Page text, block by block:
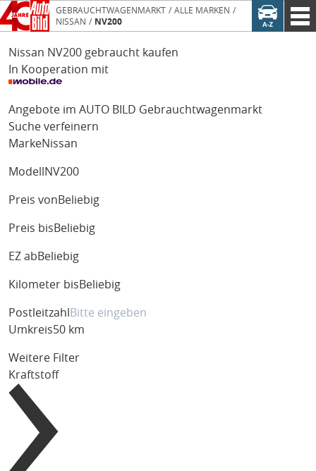
GEBRAUCHTWAGENMARKT
ALLE MARKEN
NISSAN
NV200
Nissan NV200 gebraucht kaufen
In Kooperation mit
Angebote im AUTO BILD Gebrauchtwagenmarkt
Suche verfeinern
MarkeNissan
Modell NV200
Preis von Beliebig
Preis bis Beliebig
EZ ab Beliebig
Kilometer bis Beliebig
Postleitzahl
Umkreis50 km
Weitere Filter
Kraftstoff